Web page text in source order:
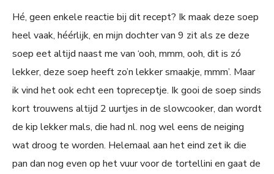
Hé, geen enkele reactie bij dit recept? Ik maak deze soep
heel vaak, héérlijk, en mijn dochter van 9 zit als ze deze
soep eet altijd naast me van ‘ooh, mmm, ooh, dit is zó
lekker, deze soep heeft zo’n lekker smaakje, mmm’. Maar
ik vind het ook echt een topreceptje. Ik gooi de soep sinds
kort trouwens altijd 2 uurtjes in de slowcooker, dan wordt
de kip lekker mals, die had nl. nog wel eens de neiging
wat droog te worden. Helemaal aan het eind zet ik die
pan dan nog even op het vuur voor de tortellini en gaat de